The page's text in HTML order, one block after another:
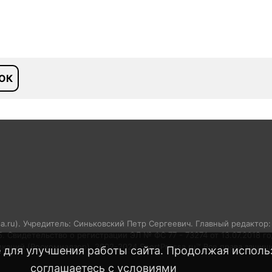
улучшения работы сайта. Продолжая
соглашаетесь с условиями
Учредитель: Синьковский Петр Сергеевич. Главный
о регистрации ЭЛ № ФС 77 - 73274 от 13.07.2018
(Роскомнадзор). 2002-2024 SportPressa.ru™ Все права